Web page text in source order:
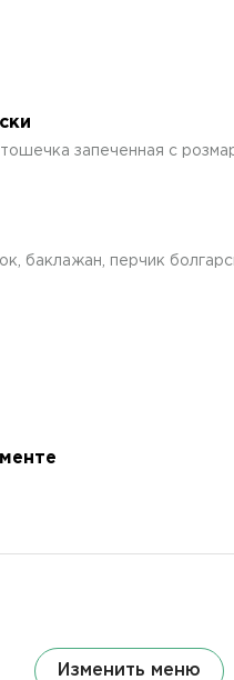
запеченная с
баклажан, перчик
Изменить меню